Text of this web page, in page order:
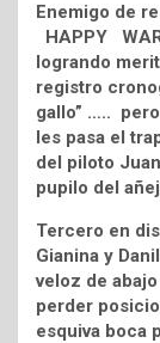
Enemigo de
HAPPY
logrando
registro
gallo” ….. pero
les pasa el
del piloto
pupilo del
Tercero en
Gianina y
veloz de
perder
esquiva boca